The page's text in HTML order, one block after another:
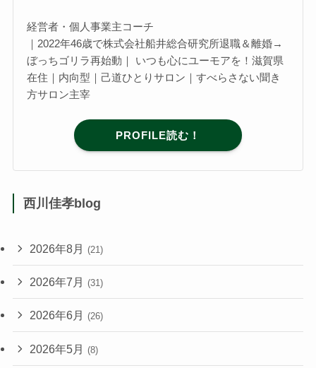
経営者・個人事業主コーチ
｜2022年46歳で株式会社船井総合研究所退職＆離婚→
ぼっちゴリラ再始動｜ いつも心にユーモアを！滋賀県
在住｜内向型｜己道ひとりサロン｜すべらさない聞き
方サロン主宰
PROFILE読む！
西川佳孝blog
2026年8月 (21)
2026年7月 (31)
2026年6月 (26)
2026年5月 (8)